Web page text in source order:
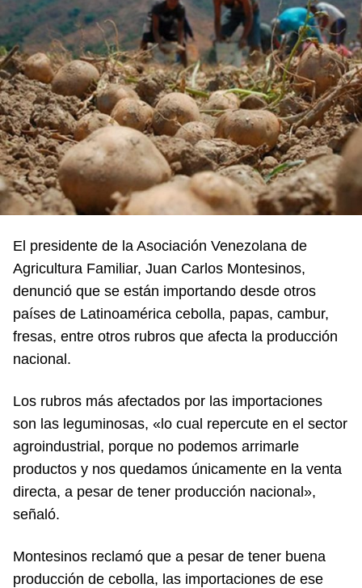
El presidente de la Asociación Venezolana de
Agricultura Familiar, Juan Carlos Montesinos,
denunció que se están importando desde otros
países de Latinoamérica cebolla, papas, cambur,
fresas, entre otros rubros que afecta la producción
nacional.
Los rubros más afectados por las importaciones
son las leguminosas, «lo cual repercute en el sector
agroindustrial, porque no podemos arrimarle
productos y nos quedamos únicamente en la venta
directa, a pesar de tener producción nacional»,
señaló.
Montesinos reclamó que a pesar de tener buena
producción de cebolla, las importaciones de ese